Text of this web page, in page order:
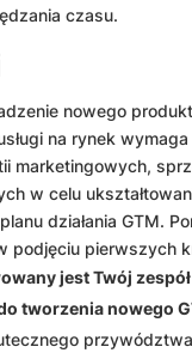
czasu.
nowego
na rynek
marketingowych,
w celu
działania GTM.
podjęciu pierwszych
jest Twój
tworzenia nowego